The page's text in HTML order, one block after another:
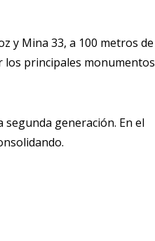
y Mina 33, a 100 metros de
los principales monumentos
generación. En el